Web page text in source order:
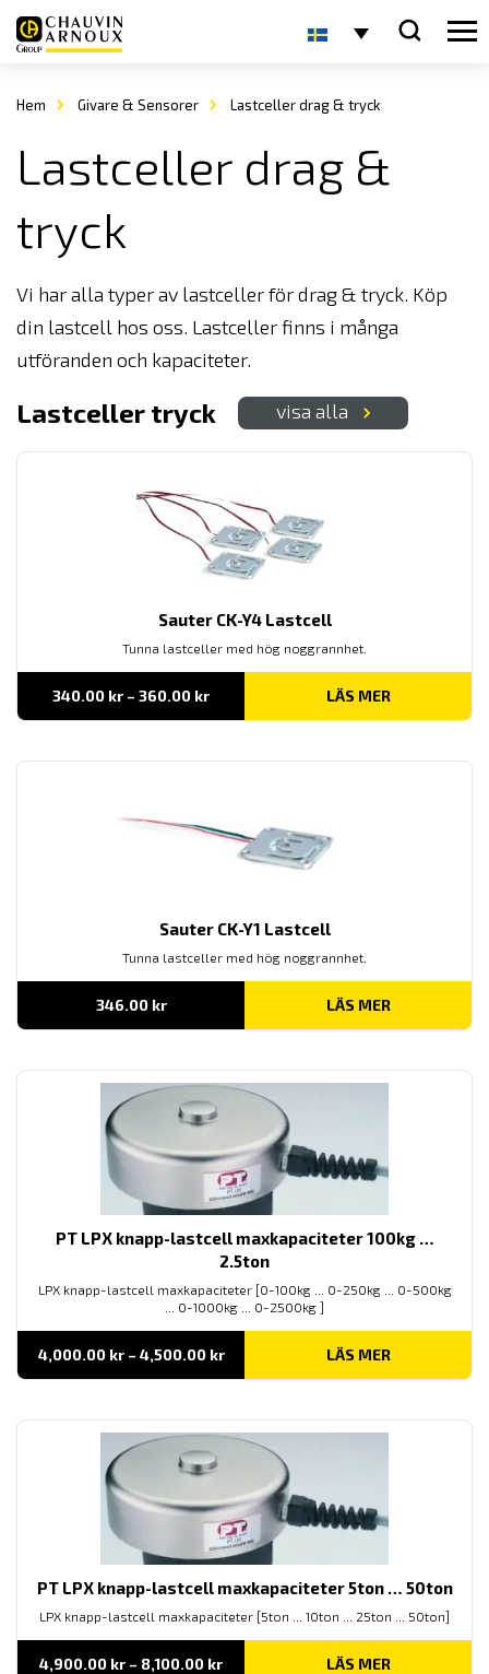
Hem Givare & Sensorer Lastceller drag & tryck
Lastceller drag &
tryck
Vi har alla typer av lastceller för drag & tryck. Köp
din lastcell hos oss. Lastceller finns i många
utföranden och kapaciteter.
Lastceller tryck visa alla
Sauter CK-Y4 Lastcell
Tunna lastceller med hög noggrannhet.
340.00 kr – 360.00 krPrisintervall:
till
LÄS MER
Sauter CK-Y1 Lastcell
Tunna lastceller med hög noggrannhet.
346.00 kr LÄS MER
PT LPX knapp-lastcell maxkapaciteter 100kg …
2.5ton
LPX knapp-lastcell maxkapaciteter [0-100kg ... 0-250kg ... 0-500kg
... 0-1000kg ... 0-2500kg ]
4,000.00 kr – 4,500.00 krPrisintervall:
till
LÄS MER
PT LPX knapp-lastcell maxkapaciteter 5ton … 50ton
LPX knapp-lastcell maxkapaciteter [5ton ... 10ton ... 25ton ... 50ton]
4,900.00 kr – 8,100.00 krPrisintervall:
LÄS MER